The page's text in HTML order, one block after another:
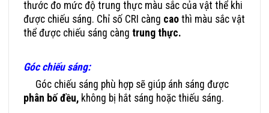
thước đo mức độ trung thực màu sắc của vật thể khi
được chiếu sáng. Chỉ số CRI càng cao thì màu sắc vật
thể được chiếu sáng càng trung thực.
Góc chiếu sáng:
Góc chiếu sáng phù hợp sẽ giúp ánh sáng được
phân bố đều, không bị hắt sáng hoặc thiếu sáng.